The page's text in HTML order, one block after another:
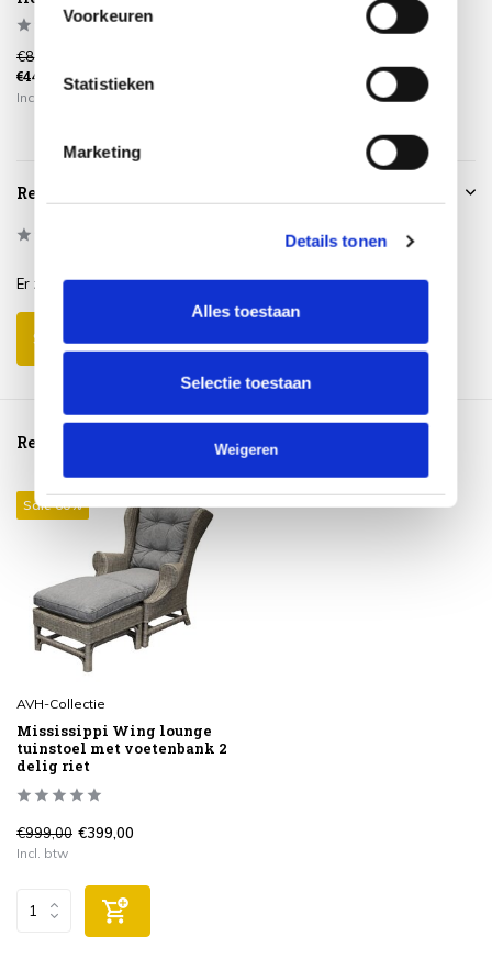
Voorkeuren
Statistieken
Marketing
Details tonen
Alles toestaan
Selectie toestaan
Weigeren
€899,00
€449,00
Incl. btw
Reviews
Er zijn nog geen reviews geschreven over dit product..
Schrijf je eigen review
Reeds bekeken
Sale 60%
AVH-Collectie
Mississippi Wing lounge
tuinstoel met voetenbank 2
delig riet
€999,00 €399,00
Incl. btw